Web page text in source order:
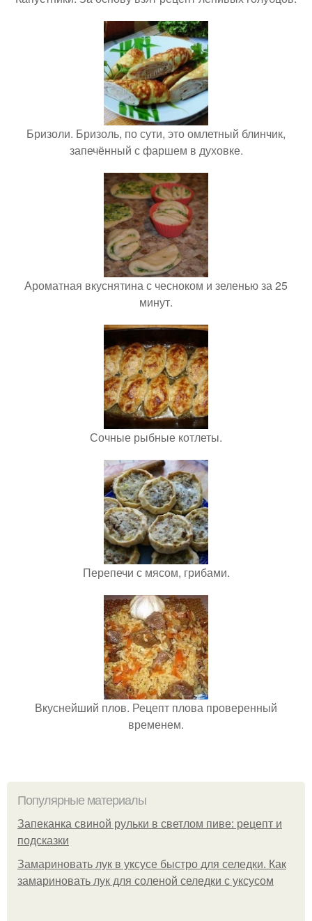
Бризоли. Бризоль, по сути, это омлетный блинчик,
запечённый с фаршем в духовке.
Ароматная вкуснятина с чесноком и зеленью за 25
минут.
Сочные рыбные котлеты.
Перепечи с мясом, грибами.
Вкуснейший плов. Рецепт плова проверенный
временем.
Популярные материалы
Запеканка свиной рульки в светлом пиве: рецепт и
подсказки
Замариновать лук в уксусе быстро для селедки. Как
замариновать лук для соленой селедки с уксусом